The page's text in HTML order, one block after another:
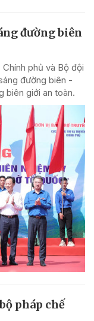
đường biên
phủ và Bộ đội
đường biên -
biên giới an toàn.
pháp chế